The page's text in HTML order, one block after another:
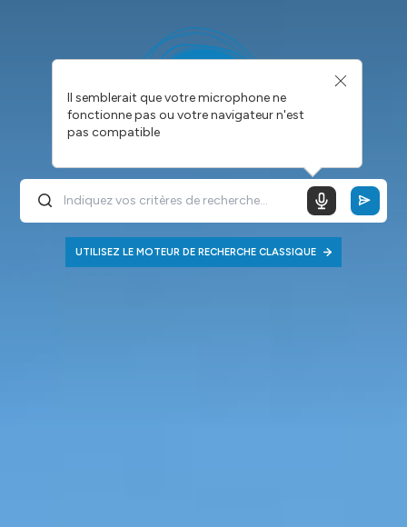
Il semblerait que votre microphone ne
fonctionne pas ou votre navigateur n'est
pas compatible
UTILISEZ LE MOTEUR DE RECHERCHE CLASSIQUE